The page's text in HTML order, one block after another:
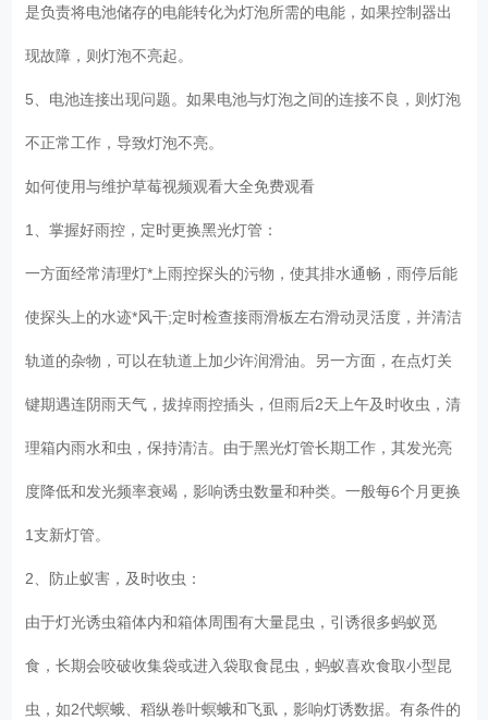
是负责将电池储存的电能转化为灯泡所需的电能，如果控制器出
现故障，则灯泡不亮起。
5、电池连接出现问题。如果电池与灯泡之间的连接不良，则灯泡
不正常工作，导致灯泡不亮。
如何使用与维护草莓视频观看大全免费观看
1、掌握好雨控，定时更换黑光灯管：
一方面经常清理灯*上雨控探头的污物，使其排水通畅，雨停后能
使探头上的水迹*风干;定时检查接雨滑板左右滑动灵活度，并清洁
轨道的杂物，可以在轨道上加少许润滑油。另一方面，在点灯关
键期遇连阴雨天气，拔掉雨控插头，但雨后2天上午及时收虫，清
理箱内雨水和虫，保持清洁。由于黑光灯管长期工作，其发光亮
度降低和发光频率衰竭，影响诱虫数量和种类。一般每6个月更换
1支新灯管。
2、防止蚁害，及时收虫：
由于灯光诱虫箱体内和箱体周围有大量昆虫，引诱很多蚂蚁觅
食，长期会咬破收集袋或进入袋取食昆虫，蚂蚁喜欢食取小型昆
虫，如2代螟蛾、稻纵卷叶螟蛾和飞虱，影响灯诱数据。有条件的